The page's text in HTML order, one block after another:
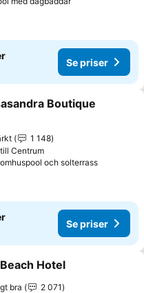
Se priser
Se priser
till i Mina Favoriter
Boutique
1 148
Centrum
och solterrassSe priser
Se priser
till i Mina Favoriter
Hotel
bra
2 071